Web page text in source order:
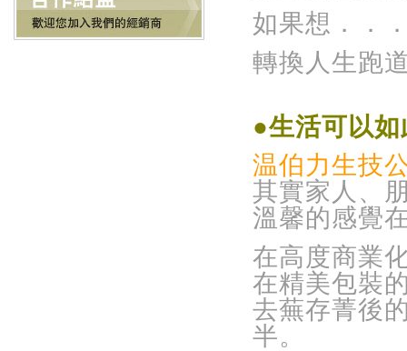
如果想．．
轉換人生跑
●生活可以
温伯力生技
其實家人、
溫馨的感覺
在高度商業
在精美包裝
去蕪存菁後
半。